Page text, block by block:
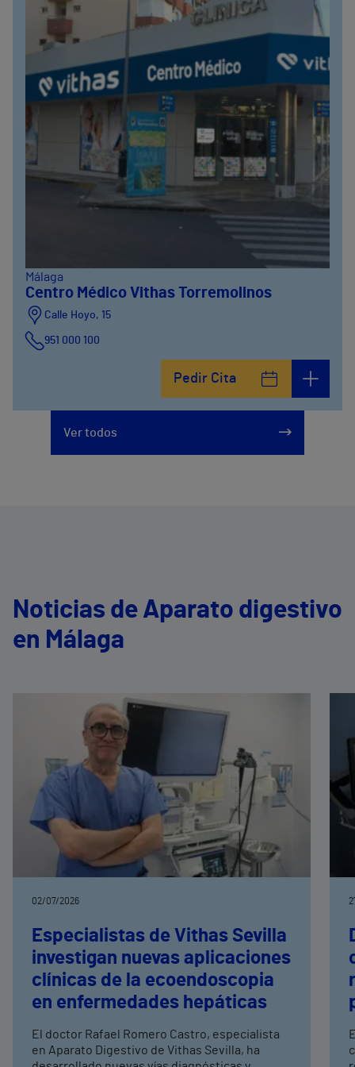
Málaga
Centro Médico Vithas Torremolinos
Calle Hoyo, 15
951 000 100
Pedir Cita
Ver todos
Noticias de Aparato digestivo
en Málaga
02/07/2026
Especialistas de Vithas Sevilla
investigan nuevas aplicaciones
clínicas de la ecoendoscopia
en enfermedades hepáticas
El doctor Rafael Romero Castro, especialista
en Aparato Digestivo de Vithas Sevilla, ha